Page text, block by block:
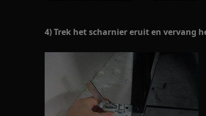
4) Trek het scharnier eruit en vervang